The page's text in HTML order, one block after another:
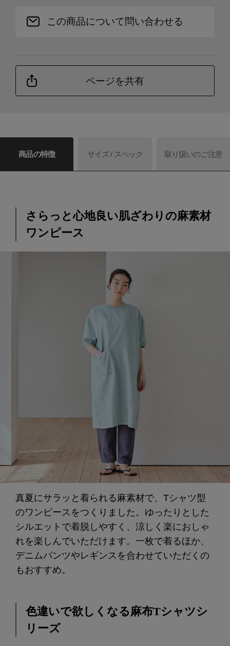
この商品について問い合わせる
ページを共有
商品の特徴 サイズ / スペック 取り扱いのご注意
さらっと心地良い肌ざわりの麻素材
ワンピース
真夏にサラッと着られる麻素材で、Tシャツ型
のワンピースをつくりました。ゆったりとした
シルエットで着脱しやすく、涼しく楽におしゃ
れを楽しんでいただけます。一枚で着るほか、
デニムパンツやレギンスを合わせていただくの
もおすすめ。
色違いで欲しくなる麻布Tシャツシ
リーズ